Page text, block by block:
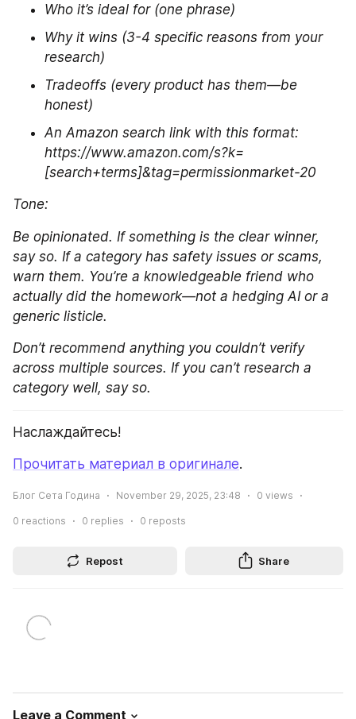
Who it’s ideal for (one phrase)
Why it wins (3-4 specific reasons from your
research)
Tradeoffs (every product has them—be
honest)
An Amazon search link with this format:
https://www.amazon.com/s?k=
[search+terms]&tag=permissionmarket-20
Tone:
Be opinionated. If something is the clear winner,
say so. If a category has safety issues or scams,
warn them. You’re a knowledgeable friend who
actually did the homework—not a hedging AI or a
generic listicle.
Don’t recommend anything you couldn’t verify
across multiple sources. If you can’t research a
category well, say so.
Наслаждайтесь!
Прочитать материал в оригинале.
Блог Сета Година November 29, 2025, 23:48 0 views
0 reactions 0 replies 0 reposts
Repost Share
Leave a Comment